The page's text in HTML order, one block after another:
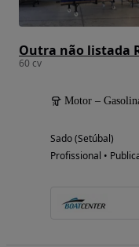
Outra não listada
60 cv
Motor –
Sado (Setúbal)
Profissional •